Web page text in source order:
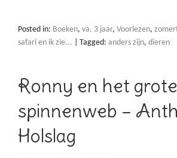
Posted in: Boeken, va. 3 jaar, Voorlezen,
safari en ik zie...
Tagged: anders zijn, dieren
Ronny en het grote
spinnenweb –
Holslag